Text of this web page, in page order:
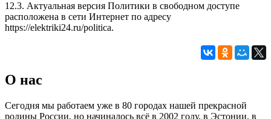
12.3. Актуальная версия Политики в свободном доступе
расположена в сети Интернет по адресу
https://elektriki24.ru/politica.
О нас
Сегодня мы работаем уже в 80 городах нашей прекрасной
родины России, но начиналось всё в 2002 году, в Эстонии, в